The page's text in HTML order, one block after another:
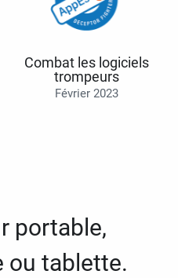
Combat les logiciels
trompeurs
Février 2023
portable,
ou tablette.